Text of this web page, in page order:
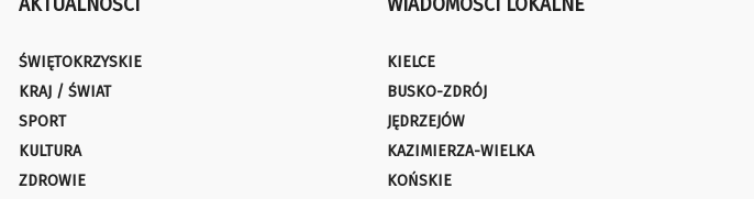
AKTUALNOŚCI
ŚWIĘTOKRZYSKIE
KRAJ / ŚWIAT
SPORT
KULTURA
ZDROWIE
WIADOMOŚCI LOKALNE
KIELCE
BUSKO-ZDRÓJ
JĘDRZEJÓW
KAZIMIERZA-WIELKA
KOŃSKIE